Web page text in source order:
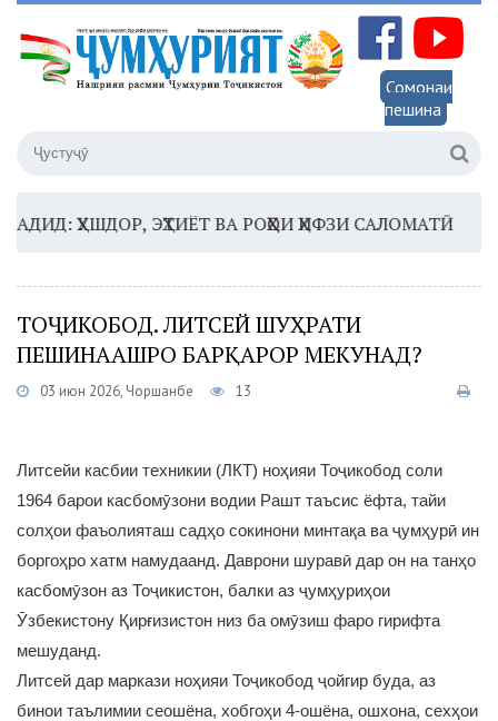
Сомонаи
пешина
ҲУШДОР, ЭҲТИЁТ ВА РОҲҲОИ ҲИФЗИ САЛОМАТӢ
ТОҶИКОБОД. ЛИТСЕЙ ШУҲРАТИ
ПЕШИНААШРО БАРҚАРОР МЕКУНАД?
03 июн 2026, Чоршанбе 13
Литсейи касбии техникии (ЛКТ) ноҳияи Тоҷикобод соли
1964 барои касбомӯзони водии Рашт таъсис ёфта, тайи
солҳои фаъолияташ садҳо сокинони минтақа ва ҷумҳурӣ ин
боргоҳро хатм намудаанд. Даврони шуравӣ дар он на танҳо
касбомӯзон аз Тоҷикистон, балки аз ҷумҳуриҳои
Ӯзбекистону Қирғизистон низ ба омӯзиш фаро гирифта
мешуданд.
Литсей дар маркази ноҳияи Тоҷикобод ҷойгир буда, аз
бинои таълимии сеошёна, хобгоҳи 4-ошёна, ошхона, сехҳои